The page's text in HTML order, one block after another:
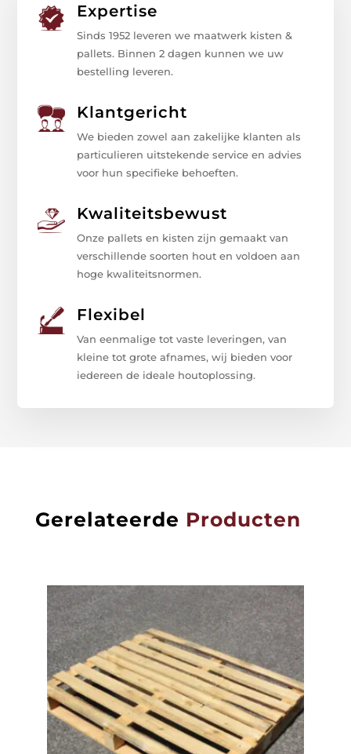
Expertise
Sinds 1952 leveren we maatwerk kisten &
pallets. Binnen 2 dagen kunnen we uw
bestelling leveren.
Klantgericht
We bieden zowel aan zakelijke klanten als
particulieren uitstekende service en advies
voor hun specifieke behoeften.
Kwaliteitsbewust
Onze pallets en kisten zijn gemaakt van
verschillende soorten hout en voldoen aan
hoge kwaliteitsnormen.
Flexibel
Van eenmalige tot vaste leveringen, van
kleine tot grote afnames, wij bieden voor
iedereen de ideale houtoplossing.
Gerelateerde Producten